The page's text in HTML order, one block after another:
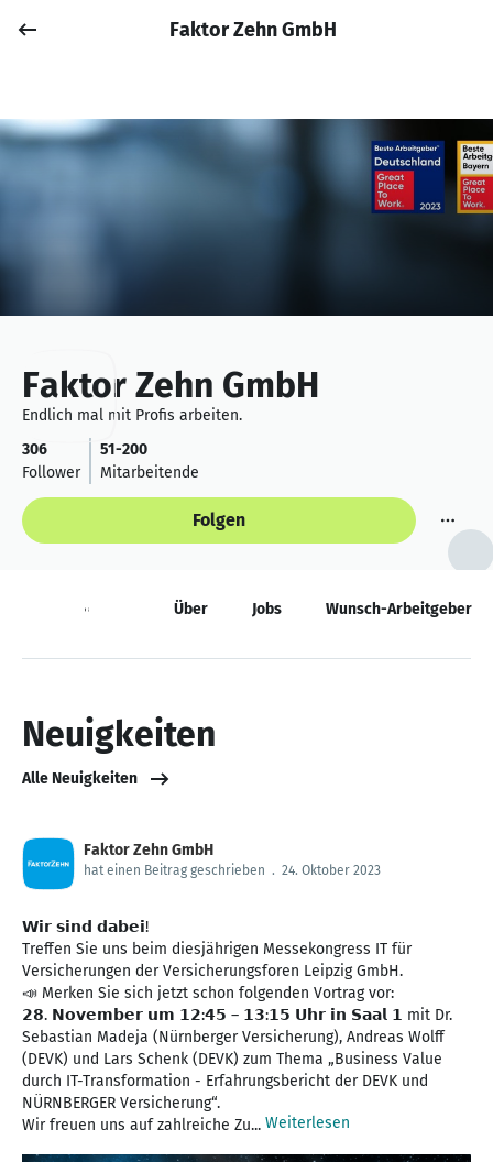
Anmelden
Faktor Zehn GmbH
Faktor Zehn GmbH
Endlich mal mit Profis arbeiten.
306
Follower
51-200
Mitarbeitende
Folgen
Neuigkeiten Über Jobs Wunsch-Arbeitgeber
Neuigkeiten
Alle Neuigkeiten
Faktor Zehn GmbH
hat einen Beitrag geschrieben . 24. Oktober 2023
𝗪𝗶𝗿 𝘀𝗶𝗻𝗱 𝗱𝗮𝗯𝗲𝗶!
Treffen Sie uns beim diesjährigen Messekongress IT für
Versicherungen der Versicherungsforen Leipzig GmbH.
📣 Merken Sie sich jetzt schon folgenden Vortrag vor:
𝟮𝟴. 𝗡𝗼𝘃𝗲𝗺𝗯𝗲𝗿 𝘂𝗺 𝟭𝟮:𝟰𝟱 – 𝟭𝟯:𝟭𝟱 𝗨𝗵𝗿 𝗶𝗻 𝗦𝗮𝗮𝗹 𝟭 mit Dr.
Sebastian Madeja (Nürnberger Versicherung), Andreas Wolff
(DEVK) und Lars Schenk (DEVK) zum Thema „Business Value
durch IT-Transformation - Erfahrungsbericht der DEVK und
NÜRNBERGER Versicherung“.
Wir freuen uns auf zahlreiche Zu... Weiterlesen